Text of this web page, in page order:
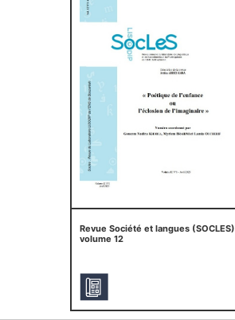
Revue Société et langues (SOCLES)
volume 12